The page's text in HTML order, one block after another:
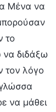
Μένα να
το
διδάξω
τον λόγο
να μάθει